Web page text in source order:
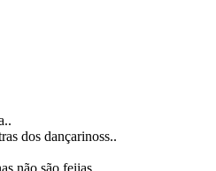
dos dançarinoss..
não são feiias